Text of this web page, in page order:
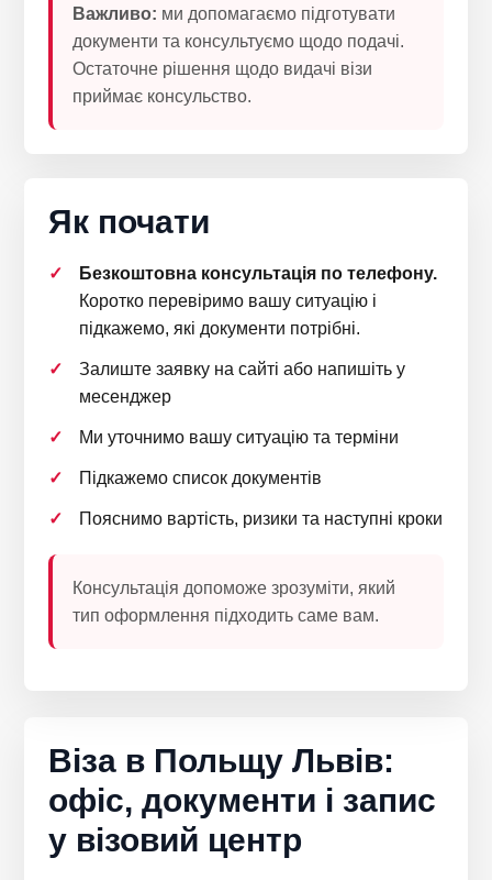
Важливо: ми допомагаємо підготувати
документи та консультуємо щодо подачі.
Остаточне рішення щодо видачі візи
приймає консульство.
Як почати
Безкоштовна консультація по телефону.
Коротко перевіримо вашу ситуацію і
підкажемо, які документи потрібні.
Залиште заявку на сайті або напишіть у
месенджер
Ми уточнимо вашу ситуацію та терміни
Підкажемо список документів
Пояснимо вартість, ризики та наступні кроки
Консультація допоможе зрозуміти, який
тип оформлення підходить саме вам.
Віза в Польщу Львів:
офіс, документи і запис
у візовий центр